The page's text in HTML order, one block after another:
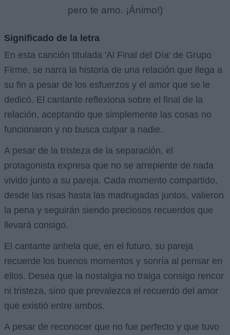
pero te amo. ¡Ánimo!)
Significado de la letra
En esta canción titulada 'Al Final del Día' de Grupo
Firme, se narra la historia de una relación que llega a
su fin a pesar de los esfuerzos y el amor que se le
dedicó. El cantante reflexiona sobre el final de la
relación, aceptando que simplemente las cosas no
funcionaron y no busca culpar a nadie.
A pesar de la tristeza de la separación, el
protagonista expresa que no se arrepiente de nada
vivido junto a su pareja. Cada momento compartido,
desde las risas hasta las madrugadas juntos, valieron
la pena y seguirán siendo preciosos recuerdos que
llevará consigo.
El cantante anhela que, en el futuro, su pareja
recuerde los buenos momentos y sonría al pensar en
ellos. Desea que la nostalgia no traiga consigo rencor
ni tristeza, sino que prevalezca el recuerdo del amor
que existió entre ambos.
A pesar de reconocer que no fue perfecto y que tuvo